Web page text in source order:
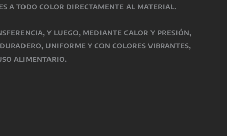
a todo color directamente al material.
y luego, mediante calor y presión,
duradero, uniforme y con colores vibrantes,
alimentario.